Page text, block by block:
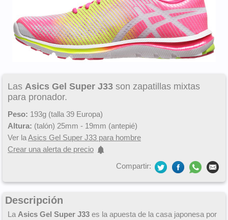
Las Asics Gel Super J33 son zapatillas mixtas
para pronador.
Peso: 193g (talla 39 Europa)
Altura: (talón) 25mm - 19mm (antepié)
Ver laAsics Gel Super J33 para hombre
Crear una alerta de precio
Compartir:
Descripción
La Asics Gel Super J33 es la apuesta de la casa japonesa por